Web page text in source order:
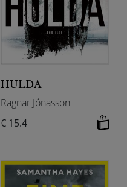
HULDA
Ragnar Jónasson
€ 15.4